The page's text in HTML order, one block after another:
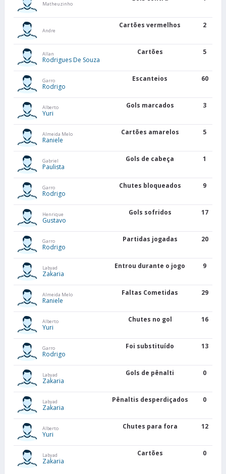
Matheuzinho
Andre
Cartões vermelhos 2
Allan
Rodrigues De Souza
Cartões 5
Garro
Rodrigo
Escanteios 60
Alberto
Yuri
Gols marcados 3
Almeida Melo
Raniele
Cartões amarelos 5
Gabriel
Paulista
Gols de cabeça 1
Garro
Rodrigo
Chutes bloqueados 9
Henrique
Gustavo
Gols sofridos 17
Garro
Rodrigo
Partidas jogadas 20
Labyad
Zakaria
Entrou durante o jogo 9
Almeida Melo
Raniele
Faltas Cometidas 29
Alberto
Yuri
Chutes no gol 16
Garro
Rodrigo
Foi substituído 13
Labyad
Zakaria
Gols de pênalti 0
Labyad
Zakaria
Pênaltis desperdiçados 0
Alberto
Yuri
Chutes para fora 12
Labyad
Zakaria
Cartões 0